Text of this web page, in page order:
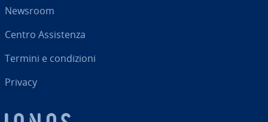
Newsroom
Centro As­si­sten­za
Termini e con­di­zio­ni
Privacy